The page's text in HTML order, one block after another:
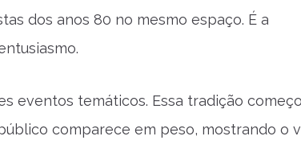
dos anos 80 no mesmo espaço. É a
eventos temáticos. Essa tradição
comparece em peso, mostrando o